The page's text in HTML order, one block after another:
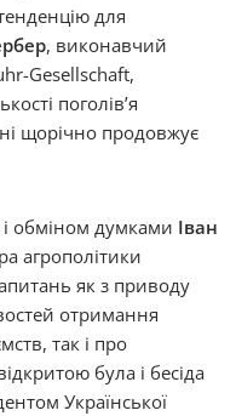
для
, виконавчий
Gesellschaft,
поголів’я
щорічно продовжує
і обміном думками Іван
агрополітики
як з приводу
отримання
так і про
була і бесіда
Української